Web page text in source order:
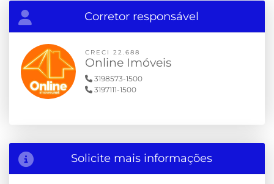
Corretor responsável
CRECI 22.688
Online Imóveis
3198573-1500
3197111-1500
Solicite mais informações